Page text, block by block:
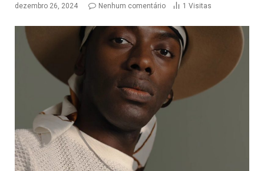
dezembro 26, 2024 Nenhum comentário 1 Visitas